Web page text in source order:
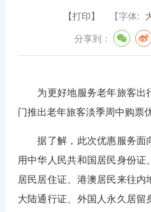
【打印】 【字体:
分享到：
为更好地服务老年旅客出
门推出老年旅客淡季周中购
据了解，此次优惠服务面
用中华人民共和国居民身份
居民居住证、港澳居民来往内
大陆通行证、外国人永久居留